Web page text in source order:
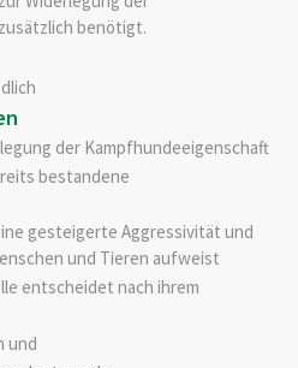
benötigt.
der Kampfhundeeigenschaft
bestandene
gesteigerte Aggressivität und
und Tieren aufweist
entscheidet nach ihrem
und